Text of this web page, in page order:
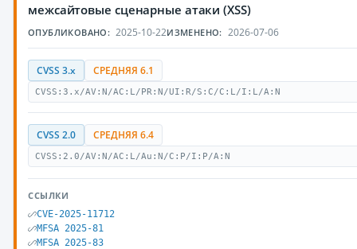
межсайтовые сценарные атаки (XSS)
ОПУБЛИКОВАНО: 2025-10-22ИЗМЕНЕНО: 2026-07-06
CVSS 3.x СРЕДНЯЯ 6.1
CVSS:3.x/AV:N/AC:L/PR:N/UI:R/S:C/C:L/I:L/A:N
CVSS 2.0 СРЕДНЯЯ 6.4
CVSS:2.0/AV:N/AC:L/Au:N/C:P/I:P/A:N
ССЫЛКИ
CVE-2025-11712
MFSA 2025-81
MFSA 2025-83